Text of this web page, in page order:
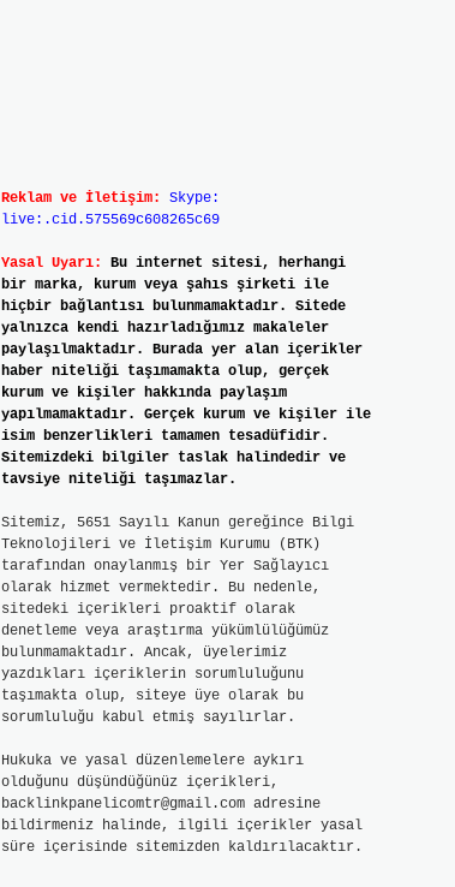
Reklam ve İletişim:
Skype:
live:.cid.575569c608265c69
Yasal Uyarı:
Bu internet sitesi, herhangi
bir marka, kurum veya şahıs şirketi ile
hiçbir bağlantısı bulunmamaktadır. Sitede
yalnızca kendi hazırladığımız makaleler
paylaşılmaktadır. Burada yer alan içerikler
haber niteliği taşımamakta olup, gerçek
kurum ve kişiler hakkında paylaşım
yapılmamaktadır. Gerçek kurum ve kişiler ile
isim benzerlikleri tamamen tesadüfidir.
Sitemizdeki bilgiler taslak halindedir ve
tavsiye niteliği taşımazlar.
Sitemiz, 5651 Sayılı Kanun gereğince Bilgi
Teknolojileri ve İletişim Kurumu (BTK)
tarafından onaylanmış bir Yer Sağlayıcı
olarak hizmet vermektedir. Bu nedenle,
sitedeki içerikleri proaktif olarak
denetleme veya araştırma yükümlülüğümüz
bulunmamaktadır. Ancak, üyelerimiz
yazdıkları içeriklerin sorumluluğunu
taşımakta olup, siteye üye olarak bu
sorumluluğu kabul etmiş sayılırlar.
Hukuka ve yasal düzenlemelere aykırı
olduğunu düşündüğünüz içerikleri,
backlinkpanelicomtr@gmail.comadresine
bildirmeniz halinde, ilgili içerikler yasal
süre içerisinde sitemizden kaldırılacaktır.